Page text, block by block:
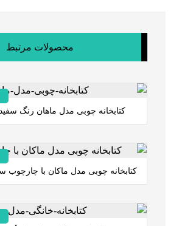
محصولات مرتبط
کتابخانه چوبی مدل ماهان رنگ
کتابخانه چوبی مدل ماکان با چارچوب